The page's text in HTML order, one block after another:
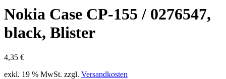
Nokia Case CP-155 / 0276547,
black, Blister
4,35 €
exkl. 19 % MwSt. zzgl. Versandkosten